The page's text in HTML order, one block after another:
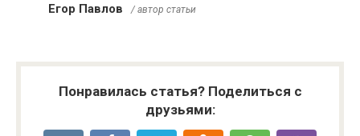
Егор Павлов / автор статьи
Понравилась статья? Поделиться с
друзьями: